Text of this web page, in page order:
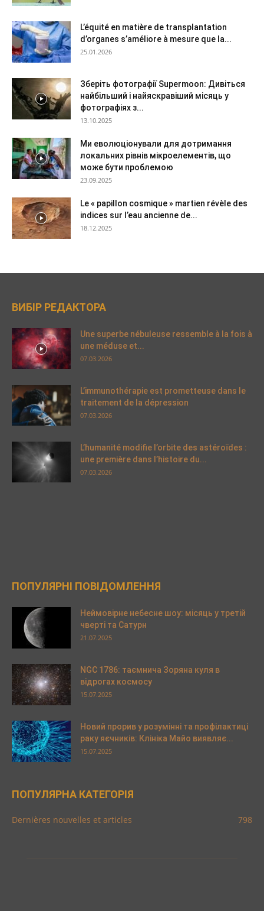
L’équité en matière de transplantation
d’organes s’améliore à mesure que la...
25.01.2026
Зберіть фотографії Supermoon: Дивіться
найбільший і найяскравіший місяць у
фотографіях з...
13.10.2025
Ми еволюціонували для дотримання
локальних рівнів мікроелементів, що
може бути проблемою
23.09.2025
Le « papillon cosmique » martien révèle des
indices sur l’eau ancienne de...
18.12.2025
ВИБІР РЕДАКТОРА
Une superbe nébuleuse ressemble à la fois à
une méduse et...
07.03.2026
L’immunothérapie est prometteuse dans le
traitement de la dépression
07.03.2026
L’humanité modifie l’orbite des astéroïdes :
une première dans l’histoire du...
07.03.2026
ПОПУЛЯРНІ ПОВІДОМЛЕННЯ
Неймовірне небесне шоу: місяць у третій
чверті та Сатурн
21.07.2025
NGC 1786: таємнича Зоряна куля в
відрогах космосу
15.07.2025
Новий прорив у розумінні та профілактиці
раку яєчників: Клініка Майо виявляє...
15.07.2025
ПОПУЛЯРНА КАТЕГОРІЯ
Dernières nouvelles et articles 798